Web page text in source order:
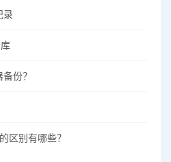
录
份？
区别有哪些？